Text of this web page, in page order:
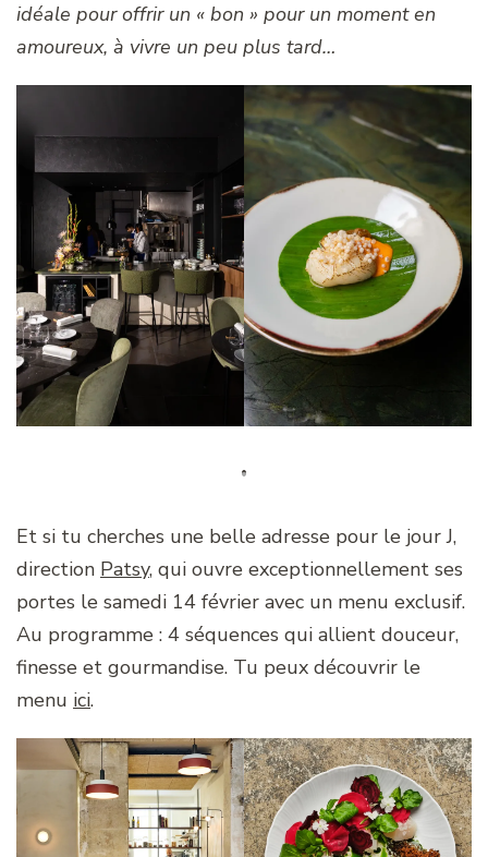
idéale pour offrir un « bon » pour un moment en
amoureux, à vivre un peu plus tard…
Et si tu cherches une belle adresse pour le jour J,
direction Patsy, qui ouvre exceptionnellement ses
portes le samedi 14 février avec un menu exclusif.
Au programme : 4 séquences qui allient douceur,
finesse et gourmandise. Tu peux découvrir le
menu ici.